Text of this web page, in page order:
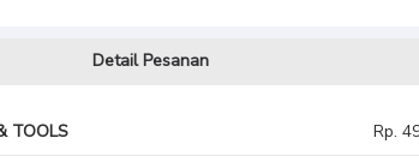
Detail Pesanan
TOOLS Rp.